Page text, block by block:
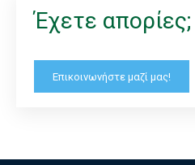
Έχετε απορίες;
Επικοινωνήστε μαζί μας!